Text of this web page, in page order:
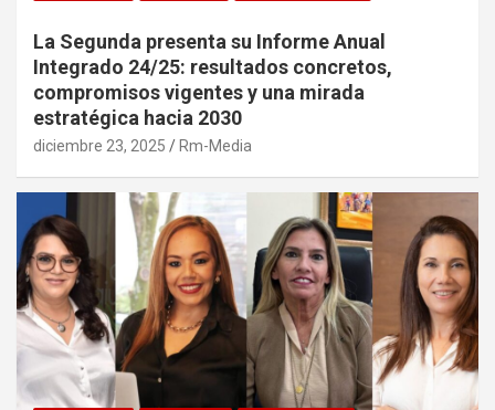
La Segunda presenta su Informe Anual
Integrado 24/25: resultados concretos,
compromisos vigentes y una mirada
estratégica hacia 2030
diciembre 23, 2025 Rm-Media